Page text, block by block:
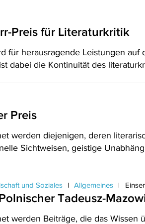
Preis für Literaturkritik
für herausragende Leistungen
dabei die Kontinuität des
Preis
werden diejenigen, deren
Sichtweisen, geistige
und Soziales Allgemeines
Tadeusz-
werden Beiträge, die das Wissen